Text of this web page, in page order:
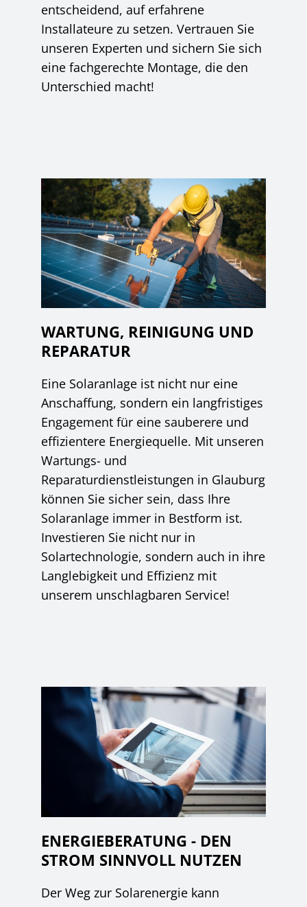
entscheidend, auf erfahrene
Installateure zu setzen. Vertrauen Sie
unseren Experten und sichern Sie sich
eine fachgerechte Montage, die den
Unterschied macht!
WARTUNG, REINIGUNG UND
REPARATUR
Eine Solaranlage ist nicht nur eine
Anschaffung, sondern ein langfristiges
Engagement für eine sauberere und
effizientere Energiequelle. Mit unseren
Wartungs- und
Reparaturdienstleistungen in Glauburg
können Sie sicher sein, dass Ihre
Solaranlage immer in Bestform ist.
Investieren Sie nicht nur in
Solartechnologie, sondern auch in ihre
Langlebigkeit und Effizienz mit
unserem unschlagbaren Service!
ENERGIEBERATUNG - DEN
STROM SINNVOLL NUTZEN
Der Weg zur Solarenergie kann